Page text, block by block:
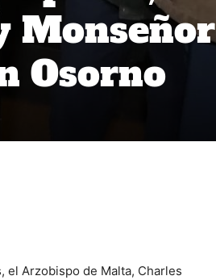
Monseñor
Osorno
el Arzobispo de Malta, Charles